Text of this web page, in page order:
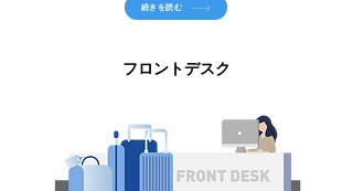
続きを読む
フロントデスク